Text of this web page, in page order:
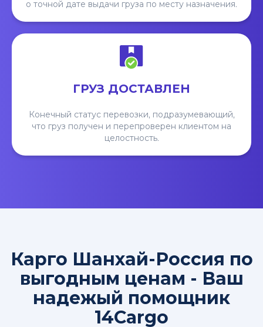
о точной дате выдачи груза по месту назначения.
ГРУЗ ДОСТАВЛЕН
Конечный статус перевозки, подразумевающий,
что груз получен и перепроверен клиентом на
целостность.
Карго Шанхай-Россия по
выгодным ценам - Ваш
надежый помощник
14Cargo